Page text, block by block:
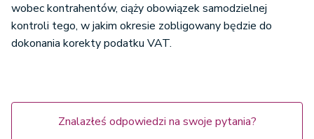
wobec kontrahentów, ciąży obowiązek samodzielnej
kontroli tego, w jakim okresie zobligowany będzie do
dokonania korekty podatku VAT.
Znalazłeś odpowiedzi na swoje pytania?